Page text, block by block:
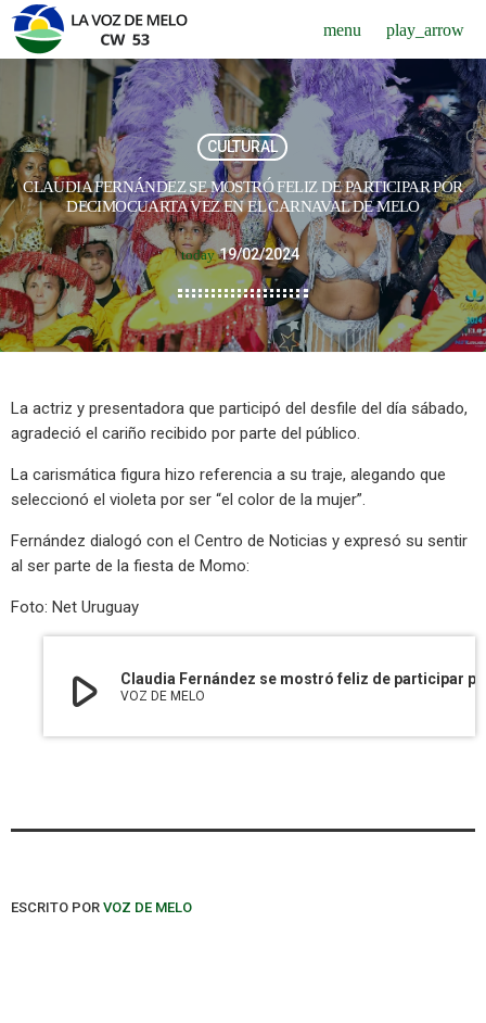
menu play_arrow
CULTURAL
CLAUDIA FERNÁNDEZ SE MOSTRÓ FELIZ DE PARTICIPAR POR
DECIMOCUARTA VEZ EN EL CARNAVAL DE MELO
today 19/02/2024
La actriz y presentadora que participó del desfile del día sábado,
agradeció el cariño recibido por parte del público.
La carismática figura hizo referencia a su traje, alegando que
seleccionó el violeta por ser “el color de la mujer”.
Fernández dialogó con el Centro de Noticias y expresó su sentir
al ser parte de la fiesta de Momo:
Foto: Net Uruguay
play_arrow VOZ DE MELO
ESCRITO POR VOZ DE MELO